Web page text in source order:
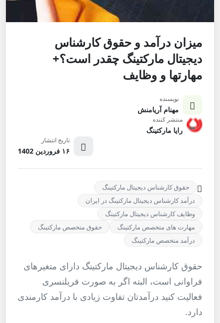
میزان درآمد و حقوق کارشناس
دیجیتال مارکتینگ چقدر است؟+
مهارتها و وظایف
نویسنده
مهنام آریامنش
منتشر کننده
رایا مارکتینگ
تاریخ انتشار
۱۶ فروردین 1402
حقوق کارشناس دیجیتال مارکتینگ
درآمد کارشناس دیجیتال مارکتینگ در ایران
وظایف کارشناس دیجیتال مارکتینگ
مهارت های متخصص مارکتینگ
حقوق متخصص مارکتینگ
درآمد متخصص مارکتینگ
حقوق کارشناس دیجیتال مارکتینگ دارای متغیرهای
فراوانی است، البته اگر به صورت فریلنسری
فعالیت کنید درآمدتان تفاوت زیادی با درآمد کارمندی
دارد.